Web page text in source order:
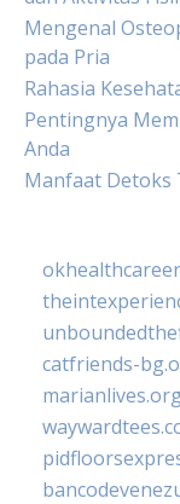
Mengenal
pada Pria
Rahasia
Pentingnya
Anda
Manfaat Detoks
catfriends-